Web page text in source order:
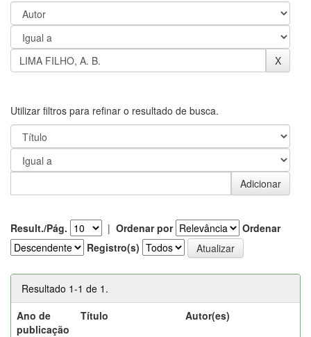
Utilizar filtros para refinar o resultado de busca.
Result./Pág. | Ordenar por
Ordenar
Registro(s)
Resultado 1-1 de 1.
Ano de
publicação
Título Autor(es)